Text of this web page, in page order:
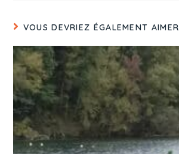
VOUS DEVRIEZ ÉGALEMENT AIMER